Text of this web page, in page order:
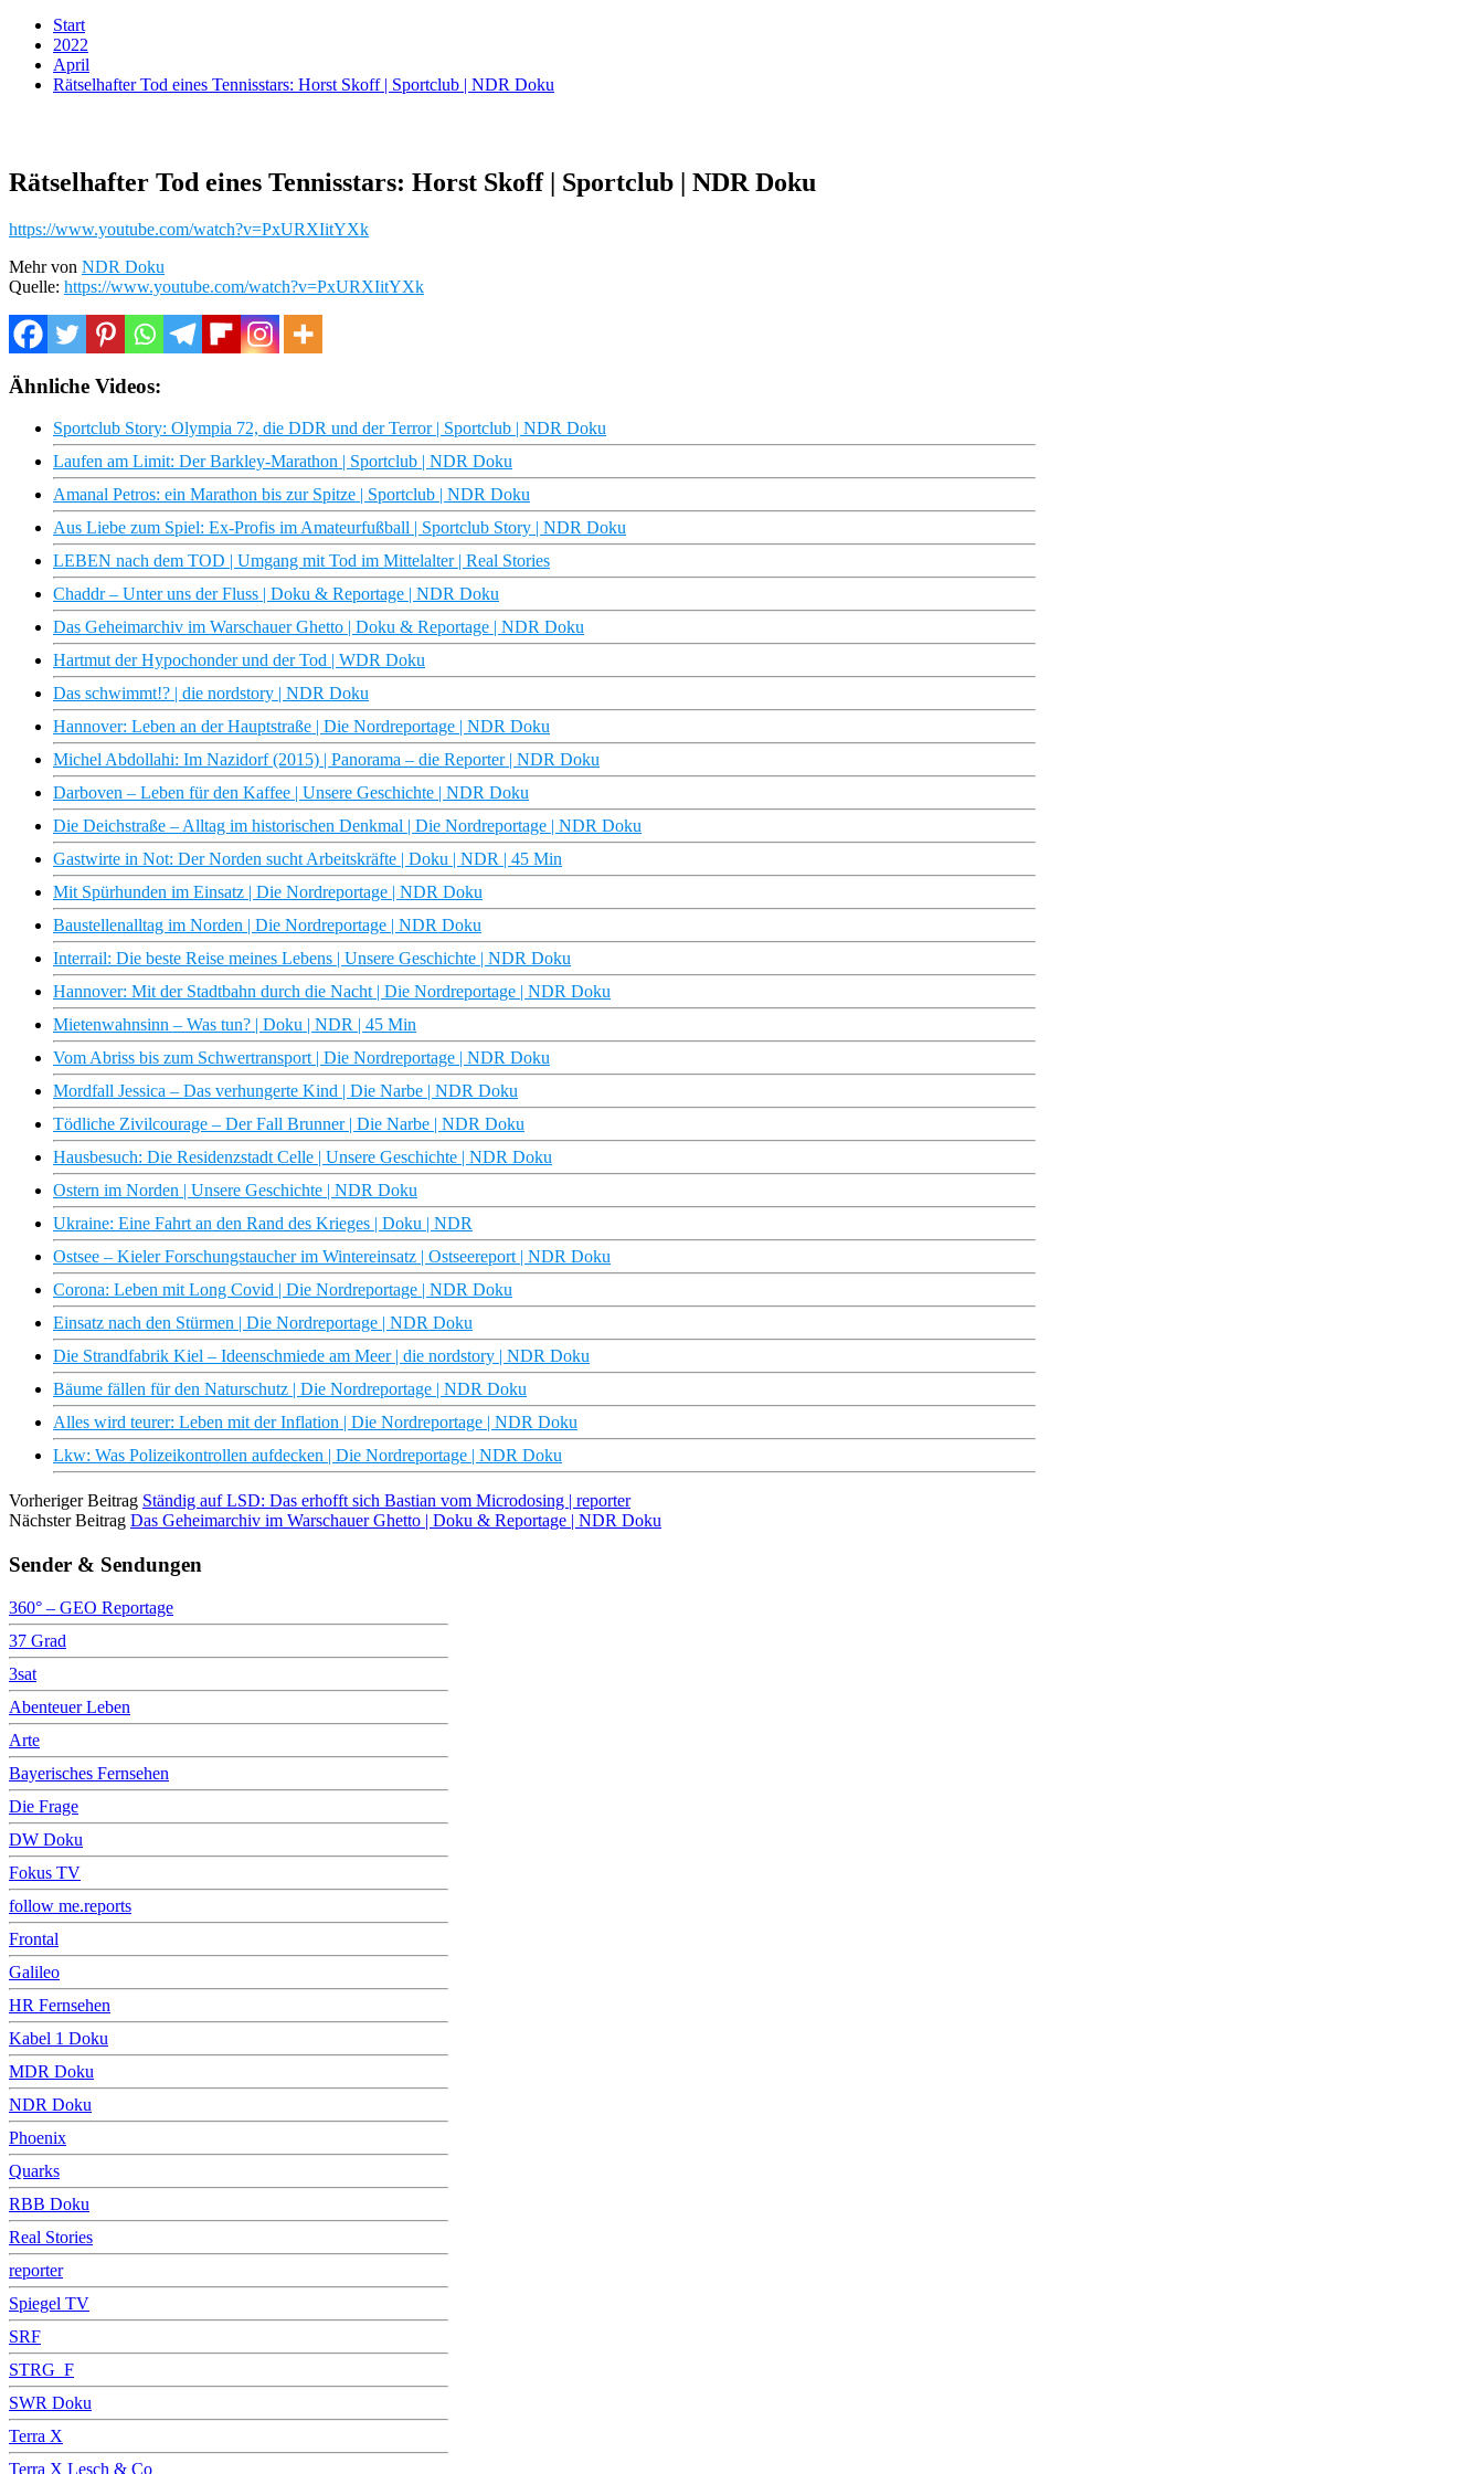
Start
2022
April
Rätselhafter Tod eines Tennisstars: Horst Skoff | Sportclub | NDR Doku
Rätselhafter Tod eines Tennisstars: Horst Skoff | Sportclub | NDR Doku
https://www.youtube.com/watch?v=PxURXIitYXk
Mehr von NDR Doku
Quelle: https://www.youtube.com/watch?v=PxURXIitYXk
Ähnliche Videos:
Sportclub Story: Olympia 72, die DDR und der Terror | Sportclub | NDR Doku
Laufen am Limit: Der Barkley-Marathon | Sportclub | NDR Doku
Amanal Petros: ein Marathon bis zur Spitze | Sportclub | NDR Doku
Aus Liebe zum Spiel: Ex-Profis im Amateurfußball | Sportclub Story | NDR Doku
LEBEN nach dem TOD | Umgang mit Tod im Mittelalter | Real Stories
Chaddr – Unter uns der Fluss | Doku & Reportage | NDR Doku
Das Geheimarchiv im Warschauer Ghetto | Doku & Reportage | NDR Doku
Hartmut der Hypochonder und der Tod | WDR Doku
Das schwimmt!? | die nordstory | NDR Doku
Hannover: Leben an der Hauptstraße | Die Nordreportage | NDR Doku
Michel Abdollahi: Im Nazidorf (2015) | Panorama – die Reporter | NDR Doku
Darboven – Leben für den Kaffee | Unsere Geschichte | NDR Doku
Die Deichstraße – Alltag im historischen Denkmal | Die Nordreportage | NDR Doku
Gastwirte in Not: Der Norden sucht Arbeitskräfte | Doku | NDR | 45 Min
Mit Spürhunden im Einsatz | Die Nordreportage | NDR Doku
Baustellenalltag im Norden | Die Nordreportage | NDR Doku
Interrail: Die beste Reise meines Lebens | Unsere Geschichte | NDR Doku
Hannover: Mit der Stadtbahn durch die Nacht | Die Nordreportage | NDR Doku
Mietenwahnsinn – Was tun? | Doku | NDR | 45 Min
Vom Abriss bis zum Schwertransport | Die Nordreportage | NDR Doku
Mordfall Jessica – Das verhungerte Kind | Die Narbe | NDR Doku
Tödliche Zivilcourage – Der Fall Brunner | Die Narbe | NDR Doku
Hausbesuch: Die Residenzstadt Celle | Unsere Geschichte | NDR Doku
Ostern im Norden | Unsere Geschichte | NDR Doku
Ukraine: Eine Fahrt an den Rand des Krieges | Doku | NDR
Ostsee – Kieler Forschungstaucher im Wintereinsatz | Ostseereport | NDR Doku
Corona: Leben mit Long Covid | Die Nordreportage | NDR Doku
Einsatz nach den Stürmen | Die Nordreportage | NDR Doku
Die Strandfabrik Kiel – Ideenschmiede am Meer | die nordstory | NDR Doku
Bäume fällen für den Naturschutz | Die Nordreportage | NDR Doku
Alles wird teurer: Leben mit der Inflation | Die Nordreportage | NDR Doku
Lkw: Was Polizeikontrollen aufdecken | Die Nordreportage | NDR Doku
Vorheriger Beitrag Ständig auf LSD: Das erhofft sich Bastian vom Microdosing | reporter
Nächster Beitrag Das Geheimarchiv im Warschauer Ghetto | Doku & Reportage | NDR Doku
Sender & Sendungen
360° – GEO Reportage
37 Grad
3sat
Abenteuer Leben
Arte
Bayerisches Fernsehen
Die Frage
DW Doku
Fokus TV
follow me.reports
Frontal
Galileo
HR Fernsehen
Kabel 1 Doku
MDR Doku
NDR Doku
Phoenix
Quarks
RBB Doku
Real Stories
reporter
Spiegel TV
SRF
STRG_F
SWR Doku
Terra X
Terra X Lesch & Co